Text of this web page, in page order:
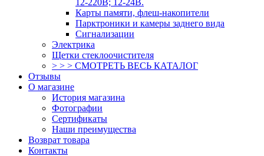
Карты памяти, флеш-накопители
Парктроники и камеры заднего вида
Сигнализации
Электрика
Щетки стеклоочистителя
> > > СМОТРЕТЬ ВЕСЬ КАТАЛОГ
Отзывы
О магазине
История магазина
Фотографии
Сертификаты
Наши преимущества
Возврат товара
Контакты